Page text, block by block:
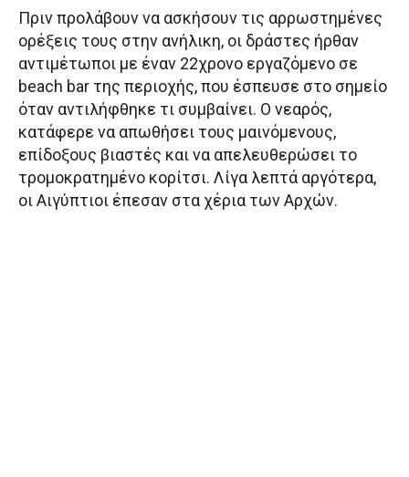
Πριν προλάβουν να ασκήσουν τις αρρωστημένες
ορέξεις τους στην ανήλικη, οι δράστες ήρθαν
αντιμέτωποι με έναν 22χρονο εργαζόμενο σε
beach bar της περιοχής, που έσπευσε στο σημείο
όταν αντιλήφθηκε τι συμβαίνει. Ο νεαρός,
κατάφερε να απωθήσει τους μαινόμενους,
επίδοξους βιαστές και να απελευθερώσει το
τρομοκρατημένο κορίτσι. Λίγα λεπτά αργότερα,
οι Αιγύπτιοι έπεσαν στα χέρια των Αρχών.